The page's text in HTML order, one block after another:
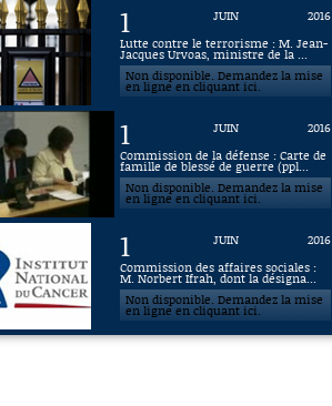
1 JUIN
2016
Lutte contre le terrorisme : M. Jean-
Jacques Urvoas, ministre de la ...
Non disponible. Demandez la mise
en ligne en cliquant ici.
1 JUIN
2016
Commission de la défense : Carte de
famille de blessé de guerre (ppl...
Non disponible. Demandez la mise
en ligne en cliquant ici.
1 JUIN
2016
Commission des affaires sociales :
M. Norbert Ifrah, dont la désigna...
Non disponible. Demandez la mise
en ligne en cliquant ici.